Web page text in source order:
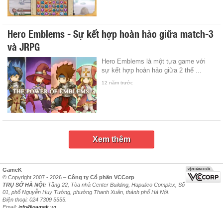
Hero Emblems - Sự kết hợp hoàn hảo giữa match-3
và JRPG
Hero Emblems là một tựa game với
sự kết hợp hoàn hảo giữa 2 thể ...
12 năm trước
Xem thêm
GameK
© Copyright 2007 - 2026 – Công ty Cổ phần VCCorp
TRỤ SỞ HÀ NỘI: Tầng 22, Tòa nhà Center Building, Hapulico Complex, Số
01, phố Nguyễn Huy Tưởng, phường Thanh Xuân, thành phố Hà Nội.
Điện thoại: 024 7309 5555.